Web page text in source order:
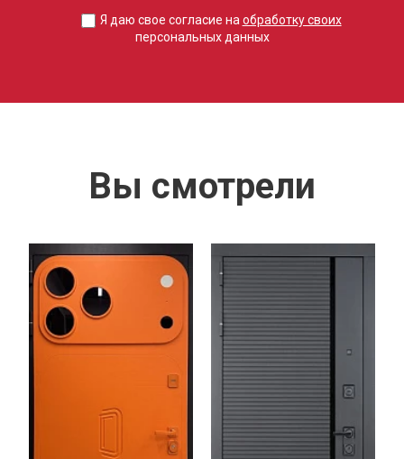
Я даю свое согласие на обработку своих
персональных данных
Вы смотрели